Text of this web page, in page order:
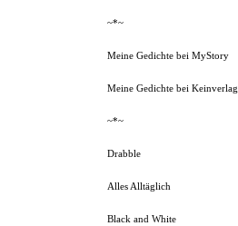
~*~
Meine Gedichte bei MyStory
Meine Gedichte bei Keinverlag
~*~
Drabble
Alles Alltäglich
Black and White